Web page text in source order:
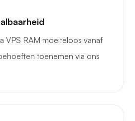
VPS RAM moeiteloos vanaf
toenemen via ons